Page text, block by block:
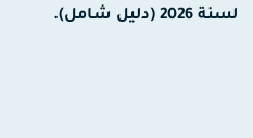
لسنة 2026 (دليل شامل).